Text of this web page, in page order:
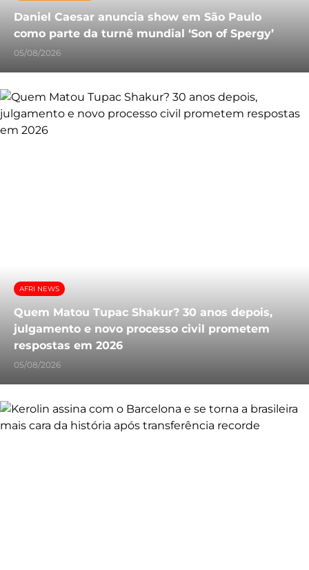
Daniel Caesar anuncia show em São Paulo
como parte da turnê mundial ‘Son of Spergy’
05/08/2026
AFRI NEWS
Quem Matou Tupac Shakur? 30 anos depois,
julgamento e novo processo civil prometem
respostas em 2026
05/08/2026